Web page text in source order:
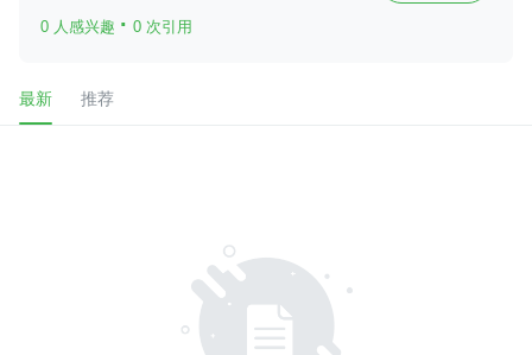
0 人感兴趣 · 0 次引用
最新 推荐